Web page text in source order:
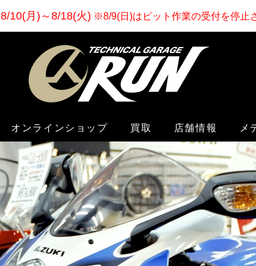
8/10(月)～8/18(火) ※8/9(日)はピット作業の受付を停止
オンラインショップ 買取 店舗情報 メ